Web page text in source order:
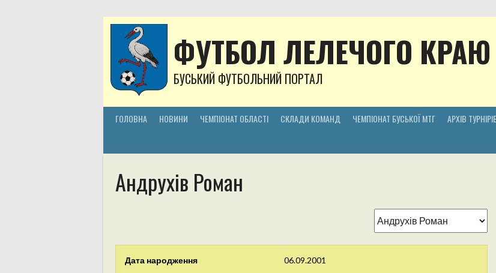
ФУТБОЛ ЛЕЛЕЧОГО КРАЮ
БУСЬКИЙ ФУТБОЛЬНИЙ ПОРТАЛ
ГОЛОВНА НОВИНИ ЧЕМПІОНАТ ОБЛАСТІ СКЛАДИ КОМАНД ЧЕМПІОНАТ БУСЬКОЇ МТГ АРХІВ
Андрухів Роман
Дата народження 06.09.2001